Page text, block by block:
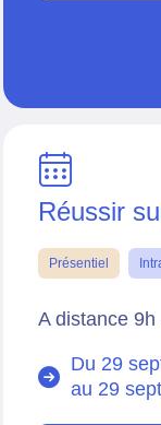
Réussir
Présentiel
A distance
Du 29
au 29